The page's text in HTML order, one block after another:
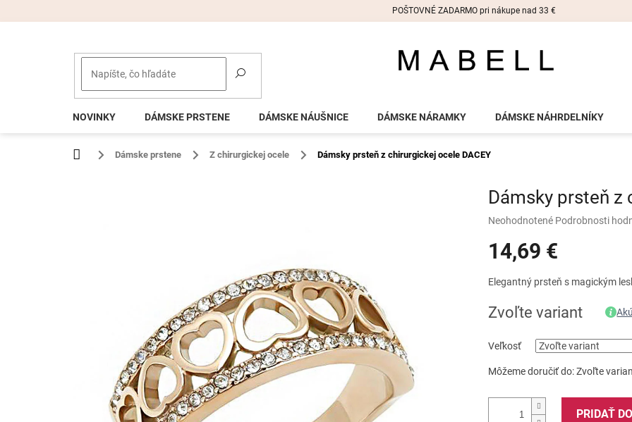
POŠTOVNÉ ZADARMO pri nákupe nad 33 €
NOVINKY DÁMSKE PRSTENE DÁMSKE NÁUŠNICE DÁMSKE NÁRAMKY DÁMSKE NÁHRDELNÍKY
Domov Dámske prstene Z chirurgickej ocele Dámsky prsteň z chirurgickej ocele DACEY
Dámsky prsteň z
Priemerné
produktu
je
z
hviezdičiek.
Neohodnotené Podrobnosti
14,69 €
cena:
Elegantný prsteň s magickým
Zvoľte variant
Veľkosť
Môžeme doručiť do:Zvoľte
PRIDAŤ